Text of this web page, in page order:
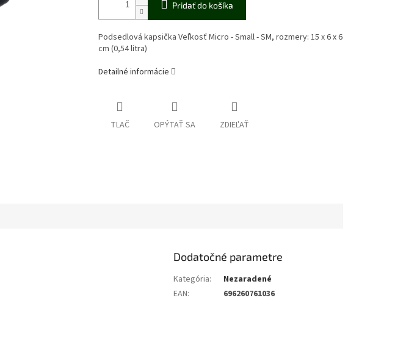
Pridať do košíka
Podsedlová kapsička Veľkosť Micro - Small - SM, rozmery: 15 x 6 x 6
cm (0,54 litra)
Detailné informácie
TLAČ OPÝTAŤ SA ZDIEĽAŤ
Dodatočné parametre
Kategória:
Nezaradené
EAN: 696260761036